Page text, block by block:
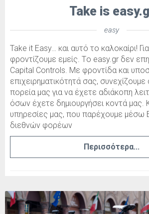
Take is
easy
Take it Easy… και αυτό το καλοκαίρι!
φροντίζουμε εμείς. Tο easy.gr δεν
Capital Controls. Με φροντίδα και
επιχειρηματικότητά σας,
πορεία μας για να έχετε αδιάκοπη
όσων έχετε δημιουργήσει κοντά μας.
υπηρεσίες μας, που παρέχουμε μέσω
διεθνών φορέων
Περισσότερα...